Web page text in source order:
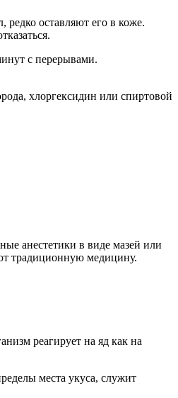
оставляют его в коже.
с перерывами.
хлоргексидин или спиртовой
анестетики в виде мазей или
традиционную медицину.
реагирует на яд как на
места укуса, служит